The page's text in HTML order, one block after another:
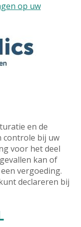
op uw
en de
controle bij uw
voor het deel
kan of
vergoeding.
declareren bij